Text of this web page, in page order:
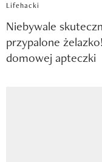
Lifehacki
Niebywale
przypalone
domowej apteczki